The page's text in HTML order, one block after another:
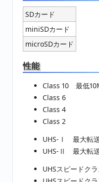
SDカード
miniSDカード
microSDカード
性能
Class 10 最低
Class 6
Class 4
Class 2
UHS-Ⅰ 最大転
UHS-Ⅱ 最大転
UHSスピードク